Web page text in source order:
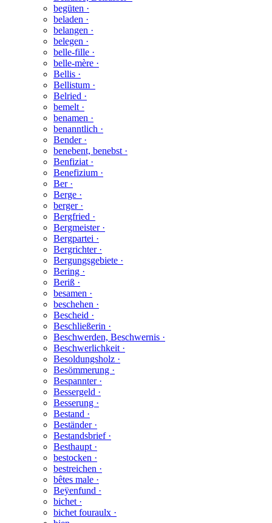
begüten ·
beladen ·
belangen ·
belegen ·
belle-fille ·
belle-mère ·
Bellis ·
Bellistum ·
Belried ·
bemelt ·
benamen ·
benanntlich ·
Bender ·
benebent, benebst ·
Benfiziat ·
Benefizium ·
Ber ·
Berge ·
berger ·
Bergfried ·
Bergmeister ·
Bergpartei ·
Bergrichter ·
Bergungsgebiete ·
Bering ·
Beriß ·
besamen ·
beschehen ·
Bescheid ·
Beschließerin ·
Beschwerden, Beschwernis ·
Beschwerlichkeit ·
Besoldungsholz ·
Besömmerung ·
Bespannter ·
Bessergeld ·
Besserung ·
Bestand ·
Beständer ·
Bestandsbrief ·
Besthaupt ·
bestocken ·
bestreichen ·
bêtes male ·
Beÿenfund ·
bichet ·
bichet fouraulx ·